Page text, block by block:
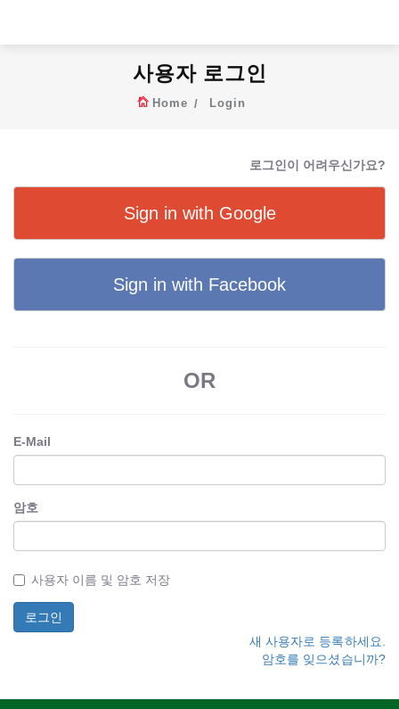
사용자 로그인
Home Login
로그인이 어려우신가요?
Sign in with Google
Sign in with Facebook
OR
E-Mail
암호
사용자 이름 및 암호 저장
새 사용자로 등록하세요.
암호를 잊으셨습니까?